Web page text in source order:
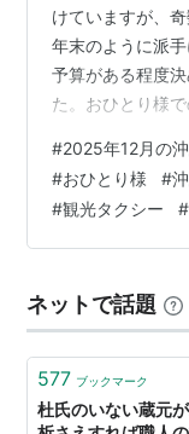
けていますが、
年末のように派
予算がある程度
た。おひとり様
南国リゾートに
空券を探す事に
面で丁度良かっ
日の帰着でした
垣島と八重山諸
#2025年12月の
#おひとり様 #
#観光タクシー #
ネットで話題
577 ブックマーク
杜氏のいない蔵元